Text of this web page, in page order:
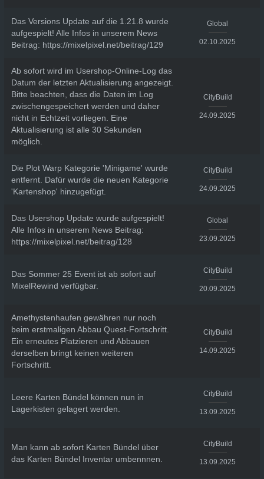
Das Versions Update auf die 1.21.8 wurde
aufgespielt! Alle Infos in unserem News
Beitrag: https://mixelpixel.net/beitrag/129
Global
02.10.2025
Ab sofort wird im Usershop-Online-Log das
Datum der letzten Aktualisierung angezeigt.
Bitte beachten, dass die Daten im Log
zwischengespeichert werden und daher
nicht in Echtzeit vorliegen. Eine
Aktualisierung ist alle 30 Sekunden
möglich.
CityBuild
24.09.2025
Die Plot Warp Kategorie 'Minigame' wurde
entfernt. Dafür wurde die neuen Kategorie
'Kartenshop' hinzugefügt.
CityBuild
24.09.2025
Das Usershop Update wurde aufgespielt!
Alle Infos in unserem News Beitrag:
https://mixelpixel.net/beitrag/128
Global
23.09.2025
Das Sommer 25 Event ist ab sofort auf
MixelRewind verfügbar.
CityBuild
20.09.2025
Amethystenhaufen gewähren nur noch
beim erstmaligen Abbau Quest-Fortschritt.
Ein erneutes Platzieren und Abbauen
derselben bringt keinen weiteren
Fortschritt.
CityBuild
14.09.2025
Leere Karten Bündel können nun in
Lagerkisten gelagert werden.
CityBuild
13.09.2025
Man kann ab sofort Karten Bündel über
das Karten Bündel Inventar umbennnen.
CityBuild
13.09.2025